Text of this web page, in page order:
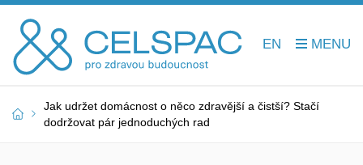
EN
Jak udržet domácnost o něco zdravější a čistší? Stačí
dodržovat pár jednoduchých rad